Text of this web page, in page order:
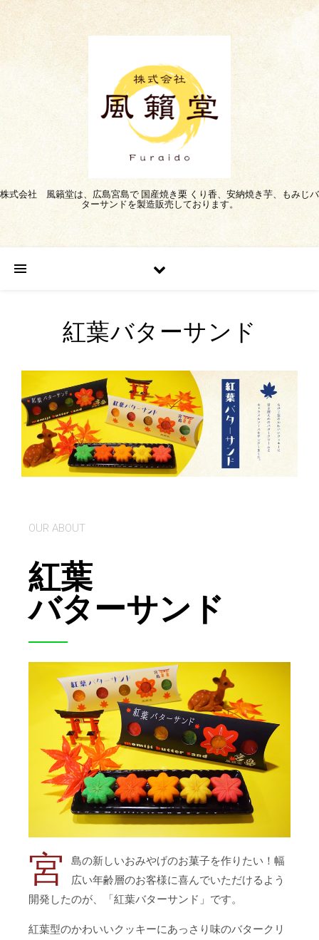
株式会社 風籟堂は、広島宮島で 国産焼き栗 くり香、安納焼き芋、もみじバ
ターサンドを製造販売しております。
紅葉バターサンド
OUR ABOUT
紅葉
バターサンド
宮
島の新しいおみやげのお菓子を作りたい！幅
広い年齢層のお客様に喜んでいただけるよう
開発したのが、「紅葉バターサンド」です。
紅葉型のかわいいクッキーにあっさり味のバタークリ